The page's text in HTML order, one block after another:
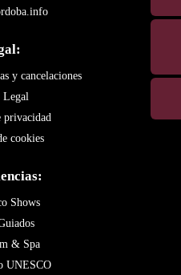
y cancelaciones
Legal
privacidad
cookies
Shows
& Spa
UNESCO